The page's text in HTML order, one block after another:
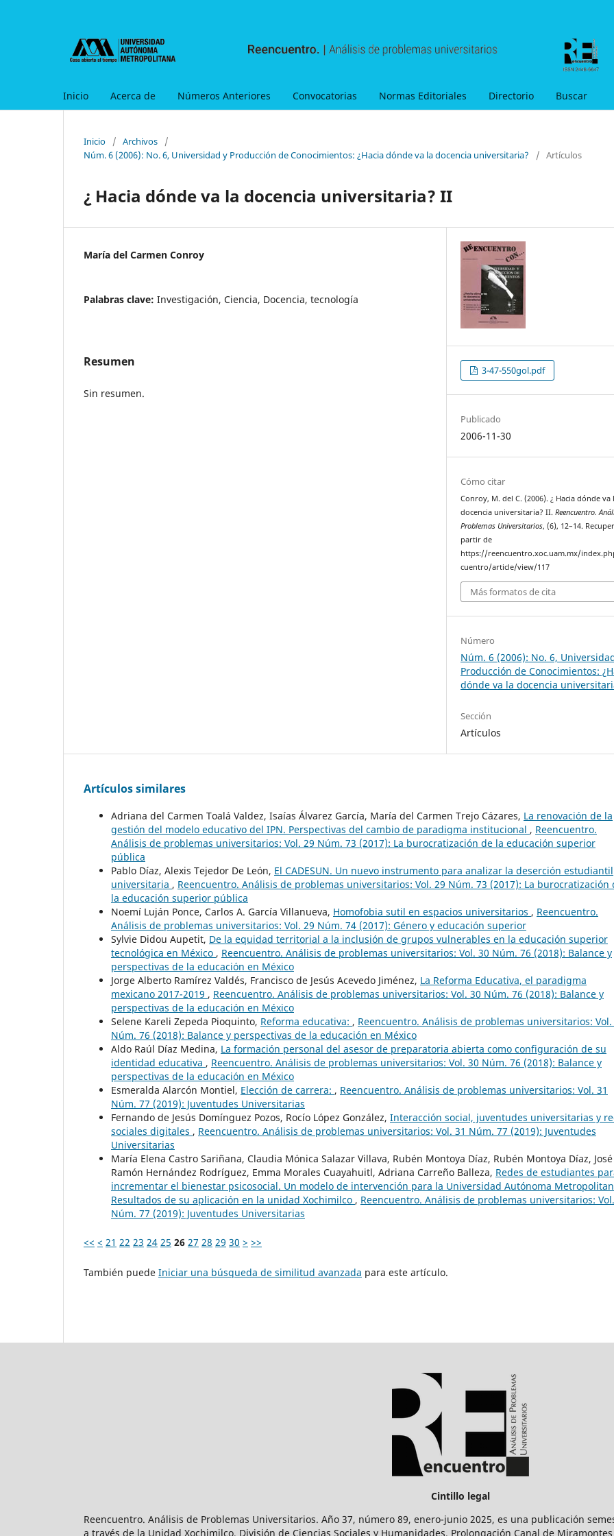
Inicio Acerca de Números Anteriores Convocatorias Normas Editoriales Directorio Buscar
Inicio / Archivos
/
Núm. 6 (2006): No. 6, Universidad y Producción de Conocimientos: ¿Hacia dónde va la docencia universitaria?
/ Artículos
¿ Hacia dónde va la docencia universitaria? II
María del Carmen Conroy
Palabras clave: Investigación, Ciencia, Docencia, tecnología
Resumen
Sin resumen.
3-47-550gol.pdf
Publicado
2006-11-30
Cómo citar
Conroy, M. del C. (2006). ¿ Hacia dónde va
docencia universitaria? II.Reencuentro.
Problemas Universitarios, (6), 12–14.
partir de
https://reencuentro.xoc.uam.mx/
cuentro/article/view/117
Más formatos de cita
Número
Núm. 6 (2006): No. 6,
Producción de Conocimientos:
dónde va la docencia
Sección
Artículos
Artículos similares
Adriana del Carmen Toalá Valdez, Isaías Álvarez García, María del Carmen Trejo Cázares, La renovación de la
gestión del modelo educativo del IPN. Perspectivas del cambio de paradigma institucional , Reencuentro.
Análisis de problemas universitarios: Vol. 29 Núm. 73 (2017): La burocratización de la educación superior
pública
Pablo Díaz, Alexis Tejedor De León, El CADESUN. Un nuevo instrumento para analizar la deserción estudiantil
universitaria , Reencuentro. Análisis de problemas universitarios: Vol. 29 Núm. 73 (2017): La burocratización
la educación superior pública
Noemí Luján Ponce, Carlos A. García Villanueva, Homofobia sutil en espacios universitarios , Reencuentro.
Análisis de problemas universitarios: Vol. 29 Núm. 74 (2017): Género y educación superior
Sylvie Didou Aupetit, De la equidad territorial a la inclusión de grupos vulnerables en la educación superior
tecnológica en México , Reencuentro. Análisis de problemas universitarios: Vol. 30 Núm. 76 (2018): Balance y
perspectivas de la educación en México
Jorge Alberto Ramírez Valdés, Francisco de Jesús Acevedo Jiménez, La Reforma Educativa, el paradigma
mexicano 2017-2019 , Reencuentro. Análisis de problemas universitarios: Vol. 30 Núm. 76 (2018): Balance y
perspectivas de la educación en México
Selene Kareli Zepeda Pioquinto, Reforma educativa: , Reencuentro. Análisis de problemas universitarios: Vol.
Núm. 76 (2018): Balance y perspectivas de la educación en México
Aldo Raúl Díaz Medina, La formación personal del asesor de preparatoria abierta como configuración de su
identidad educativa , Reencuentro. Análisis de problemas universitarios: Vol. 30 Núm. 76 (2018): Balance y
perspectivas de la educación en México
Esmeralda Alarcón Montiel, Elección de carrera: , Reencuentro. Análisis de problemas universitarios: Vol. 31
Núm. 77 (2019): Juventudes Universitarias
Fernando de Jesús Domínguez Pozos, Rocío López González, Interacción social, juventudes universitarias y
sociales digitales , Reencuentro. Análisis de problemas universitarios: Vol. 31 Núm. 77 (2019): Juventudes
Universitarias
María Elena Castro Sariñana, Claudia Mónica Salazar Villava, Rubén Montoya Díaz, Rubén Montoya Díaz, José
Ramón Hernández Rodríguez, Emma Morales Cuayahuitl, Adriana Carreño Balleza, Redes de estudiantes
incrementar el bienestar psicosocial. Un modelo de intervención para la Universidad Autónoma
Resultados de su aplicación en la unidad Xochimilco , Reencuentro. Análisis de problemas universitarios:
Núm. 77 (2019): Juventudes Universitarias
<< < 21 22 23 24 25 26 27 28 29 30 > >>
También puede Iniciar una búsqueda de similitud avanzada para este artículo.
Cintillo legal
Reencuentro. Análisis de Problemas Universitarios. Año 37, número 89, enero-junio 2025, es una publicación
a través de la Unidad Xochimilco, División de Ciencias Sociales y Humanidades. Prolongación Canal de Miramontes